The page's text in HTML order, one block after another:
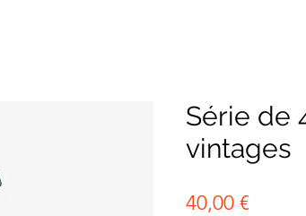
Série de
vintages
40,00 €